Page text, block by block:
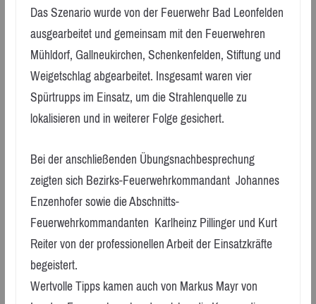
Das Szenario wurde von der Feuerwehr Bad Leonfelden
ausgearbeitet und gemeinsam mit den Feuerwehren
Mühldorf, Gallneukirchen, Schenkenfelden, Stiftung und
Weigetschlag abgearbeitet. Insgesamt waren vier
Spürtrupps im Einsatz, um die Strahlenquelle zu
lokalisieren und in weiterer Folge gesichert.
Bei der anschließenden Übungsnachbesprechung
zeigten sich Bezirks-Feuerwehrkommandant Johannes
Enzenhofer sowie die Abschnitts-
Feuerwehrkommandanten Karlheinz Pillinger und Kurt
Reiter von der professionellen Arbeit der Einsatzkräfte
begeistert.
Wertvolle Tipps kamen auch von Markus Mayr von